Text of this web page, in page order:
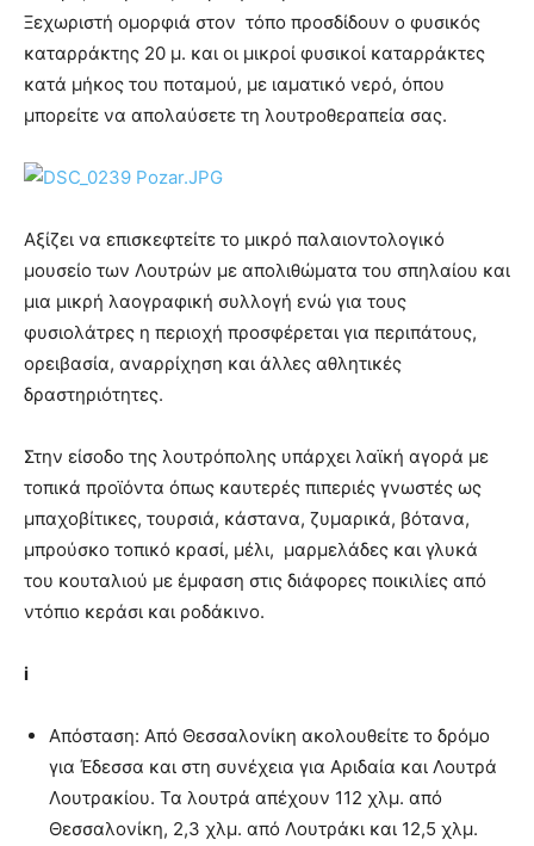
Ξεχωριστή ομορφιά στον τόπο προσδίδουν ο φυσικός
καταρράκτης 20 μ. και οι μικροί φυσικοί καταρράκτες
κατά μήκος του ποταμού, με ιαματικό νερό, όπου
μπορείτε να απολαύσετε τη λουτροθεραπεία σας.
Αξίζει να επισκεφτείτε το μικρό παλαιοντολογικό
μουσείο των Λουτρών με απολιθώματα του σπηλαίου και
μια μικρή λαογραφική συλλογή ενώ για τους
φυσιολάτρες η περιοχή προσφέρεται για περιπάτους,
ορειβασία, αναρρίχηση και άλλες αθλητικές
δραστηριότητες.
Στην είσοδο της λουτρόπολης υπάρχει λαϊκή αγορά με
τοπικά προϊόντα όπως καυτερές πιπεριές γνωστές ως
μπαχοβίτικες, τουρσιά, κάστανα, ζυμαρικά, βότανα,
μπρούσκο τοπικό κρασί, μέλι, μαρμελάδες και γλυκά
του κουταλιού με έμφαση στις διάφορες ποικιλίες από
ντόπιο κεράσι και ροδάκινο.
i
Απόσταση: Από Θεσσαλονίκη ακολουθείτε το δρόμο
για Έδεσσα και στη συνέχεια για Αριδαία και Λουτρά
Λουτρακίου. Τα λουτρά απέχουν 112 χλμ. από
Θεσσαλονίκη, 2,3 χλμ. από Λουτράκι και 12,5 χλμ.